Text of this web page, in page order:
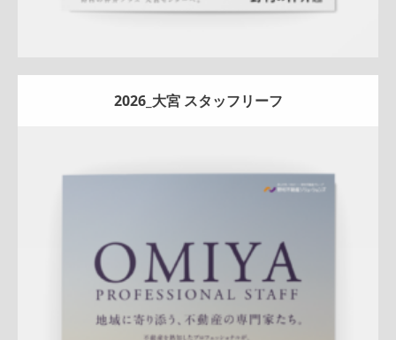
2026_大宮 スタッフリーフ
Update:2026.07.01